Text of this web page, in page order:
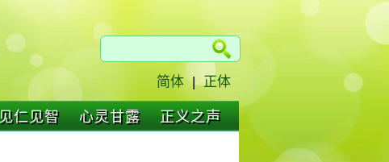
简体 | 正体
见仁见智 心灵甘露 正义之声